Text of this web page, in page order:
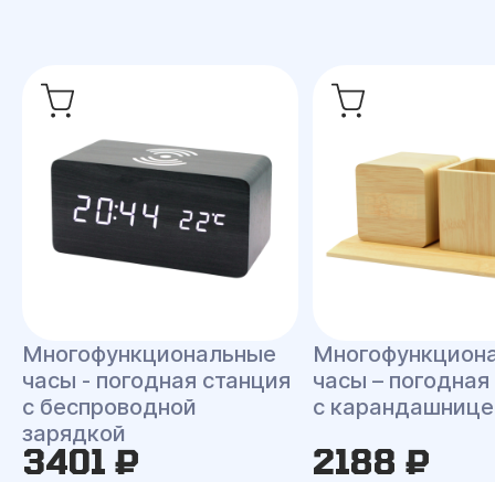
Многофункциональные
часы - погодная станция
с беспроводной
зарядкой
3401 ₽
часы –
с
2188 ₽